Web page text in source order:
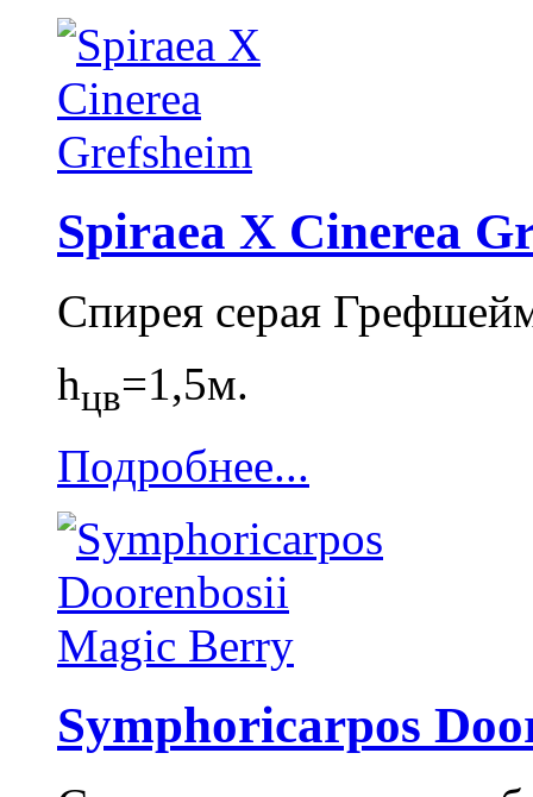
Spiraea X Cinerea
Спирея серая
hцв=1,5м.
Подробнее...
Symphoricarpos